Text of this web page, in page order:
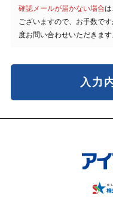
確認メールが届かない場合
ございますので、お手数で
度お問い合わせいただきます
入力